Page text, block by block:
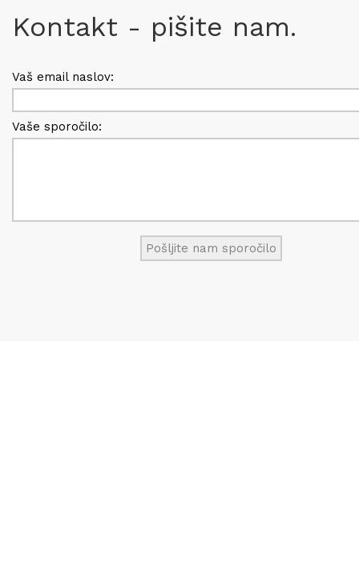
Kontakt - pišite nam.
Vaš email naslov:
Vaše sporočilo: